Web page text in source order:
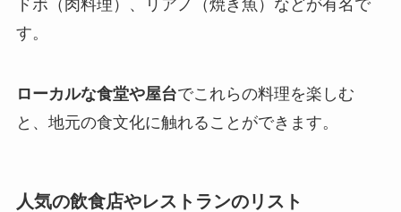
ドボ（肉料理）、リアノ（焼き魚）などが有名で
す。
ローカルな食堂や屋台でこれらの料理を楽しむ
と、地元の食文化に触れることができます。
人気の飲食店やレストランのリスト